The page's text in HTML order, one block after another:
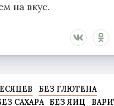
на вкус.
БЕЗ ГЛЮТЕНА
САХАРА БЕЗ ЯИЦ